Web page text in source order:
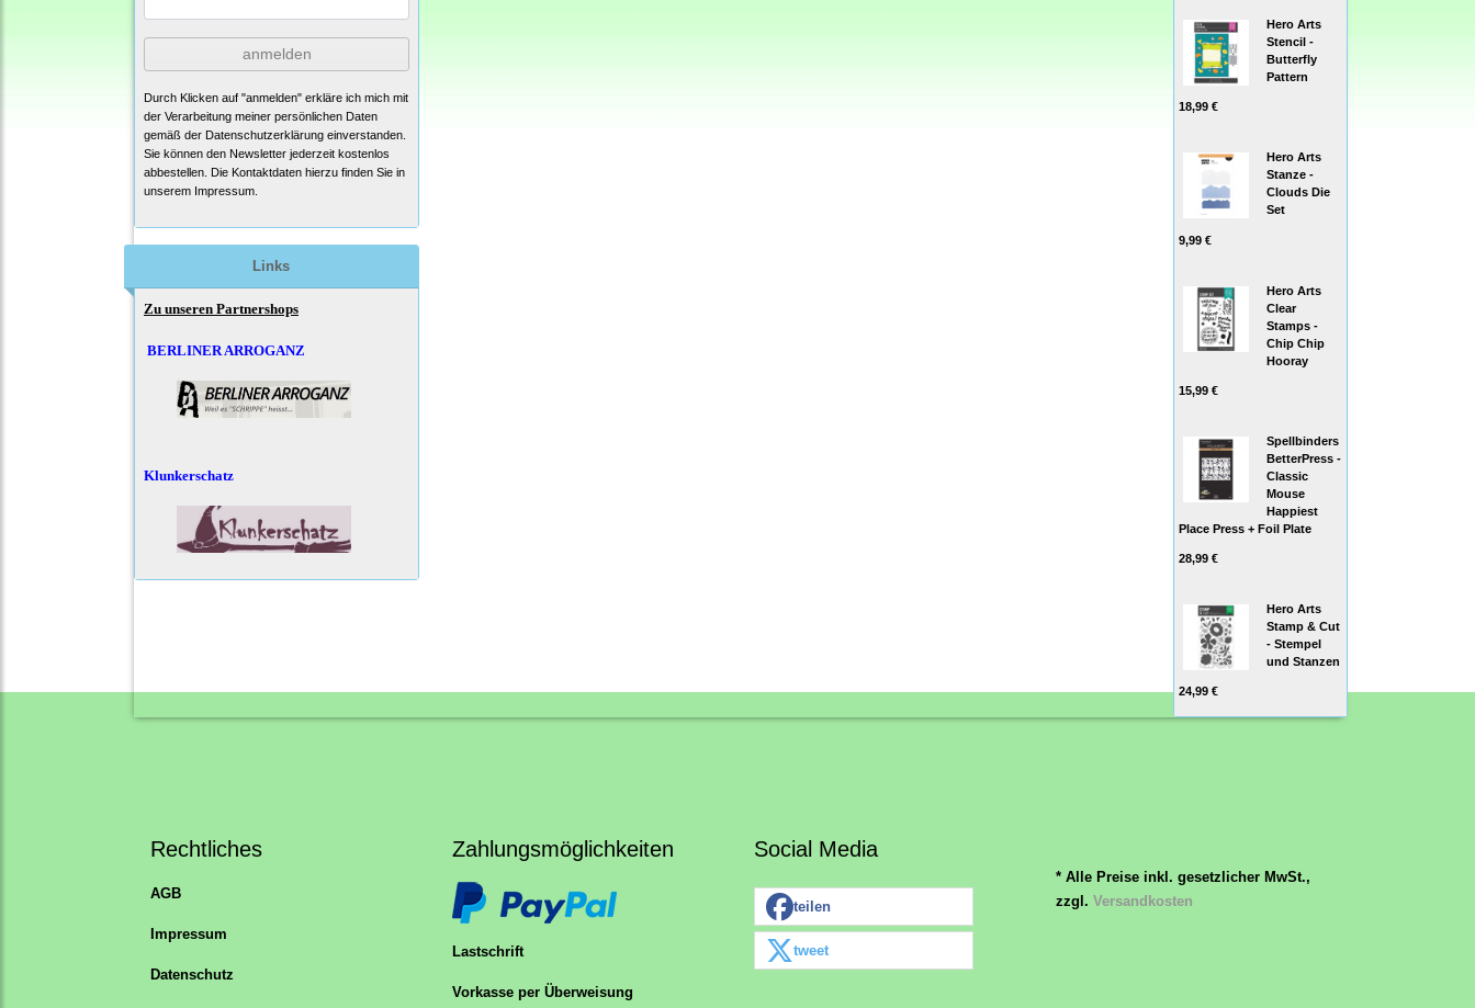
anmelden
Durch Klicken auf "anmelden" erkläre ich mich mit
der Verarbeitung meiner persönlichen Daten
gemäß der Datenschutzerklärung einverstanden.
Sie können den Newsletter jederzeit kostenlos
abbestellen. Die Kontaktdaten hierzu finden Sie in
unserem Impressum.
Links
Zu unseren Partnershops
BERLINER ARROGANZ
Klunkerschatz
Hero Arts
Stencil -
Butterfly
Pattern
18,99 €
Hero Arts
Stanze -
Clouds Die
Set
9,99 €
Hero Arts
Clear
Stamps -
Chip Chip
Hooray
15,99 €
Spellbinders
BetterPress -
Classic
Mouse
Happiest
Place Press + Foil Plate
28,99 €
Hero Arts
Stamp & Cut
- Stempel
und Stanzen
24,99 €
Rechtliches
AGB
Impressum
Datenschutz
Zahlungsmöglichkeiten
Lastschrift
Vorkasse per Überweisung
Social Media
teilen
tweet
* Alle Preise inkl. gesetzlicher MwSt.,
zzgl. Versandkosten